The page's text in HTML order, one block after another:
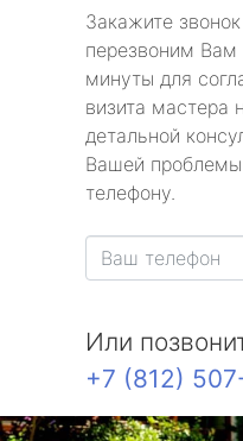
Закажите
перезвоним Вам
минуты для
визита мастера
детальной
Вашей
телефону.
Или
+7 (812)